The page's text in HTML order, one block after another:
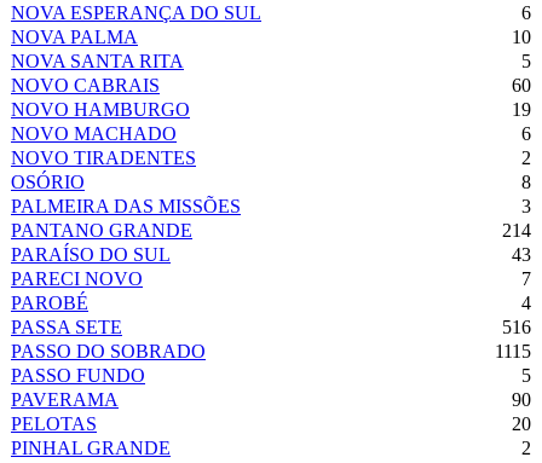
NOVA ESPERANÇA DO SUL
6
NOVA PALMA
10
NOVA SANTA RITA
5
NOVO CABRAIS
60
NOVO HAMBURGO
19
NOVO MACHADO
6
NOVO TIRADENTES
2
OSÓRIO
8
PALMEIRA DAS MISSÕES
3
PANTANO GRANDE
214
PARAÍSO DO SUL
43
PARECI NOVO
7
PAROBÉ
4
PASSA SETE
516
PASSO DO SOBRADO
1115
PASSO FUNDO
5
PAVERAMA
90
PELOTAS
20
PINHAL GRANDE
2